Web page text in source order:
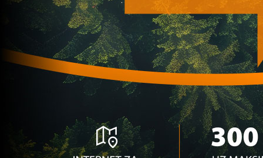
Gledajte finale Mundijala u zvaničnoj fan zoni 'I
from Bosnia' u Sarajevu!
3 sedmica 22 h